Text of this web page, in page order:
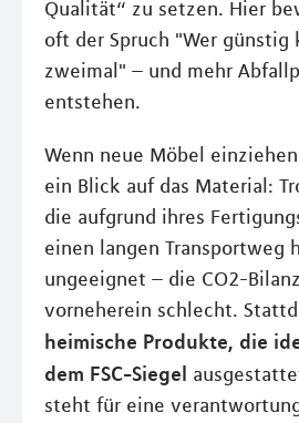
Qualität“ zu setzen. Hier
oft der Spruch "Wer günstig
zweimal" – und mehr
entstehen.
Wenn neue Möbel
ein Blick auf das Material:
die aufgrund ihres
einen langen Transportweg
ungeeignet – die CO2-
vorneherein schlecht.
heimische Produkte, die
dem FSC-Siegel
steht für eine